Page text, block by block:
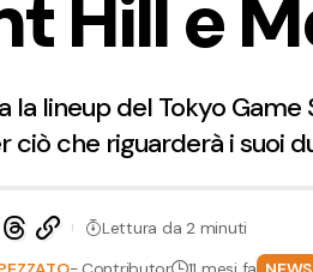
Hill e
la lineup del Tokyo
ciò che riguarderà i suoi
Lettura da 2 minuti